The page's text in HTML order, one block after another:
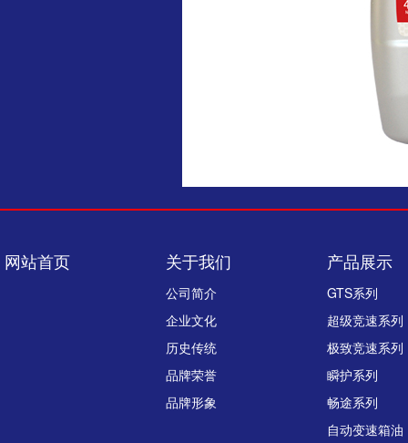
网站首页 关于我们
公司简介
企业文化
历史传统
品牌荣誉
品牌形象
产品展示
GTS系列
超级竞速系列
极致竞速系列
瞬护系列
畅途系列
自动变速箱油